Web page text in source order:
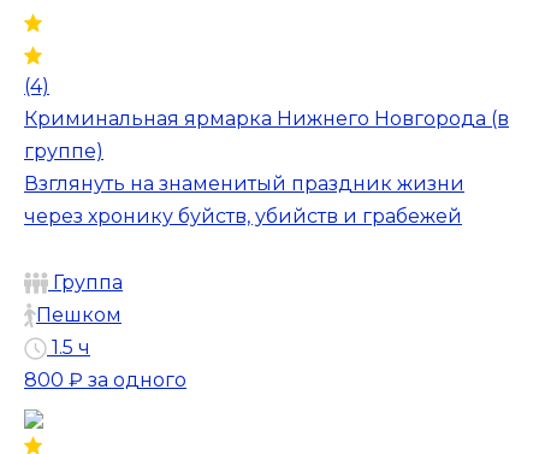
(4)
Криминальная ярмарка Нижнего Новгорода (в
группе)
Взглянуть на знаменитый праздник жизни
через хронику буйств, убийств и грабежей
Группа
Пешком
1.5 ч
800 ₽ за одного